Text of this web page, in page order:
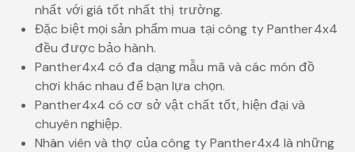
nhất với giá tốt nhất thị trường.
Đặc biệt mọi sản phẩm mua tại công ty Panther4x4
đều được bảo hành.
Panther4x4 có đa dạng mẫu mã và các món đồ
chơi khác nhau để bạn lựa chọn.
Panther4x4 có cơ sở vật chất tốt, hiện đại và
chuyên nghiệp.
Nhân viên và thợ của công ty Panther4x4 là những